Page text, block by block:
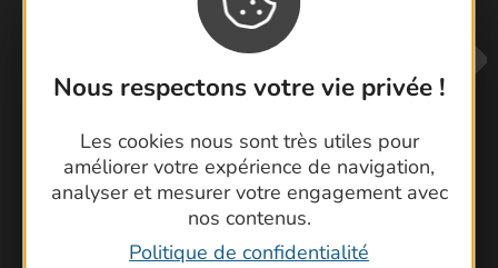
Nous respectons votre vie privée !
Les cookies nous sont très utiles pour
améliorer votre expérience de navigation,
analyser et mesurer votre engagement avec
nos contenus.
Politique de confidentialité
Contactez-nous !
Foire aux questions